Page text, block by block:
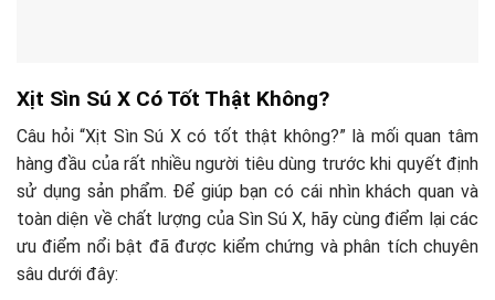
Xịt Sìn Sú X Có Tốt Thật Không?
Câu hỏi “Xịt Sìn Sú X có tốt thật không?” là mối quan tâm
hàng đầu của rất nhiều người tiêu dùng trước khi quyết định
sử dụng sản phẩm. Để giúp bạn có cái nhìn khách quan và
toàn diện về chất lượng của Sìn Sú X, hãy cùng điểm lại các
ưu điểm nổi bật đã được kiểm chứng và phân tích chuyên
sâu dưới đây: